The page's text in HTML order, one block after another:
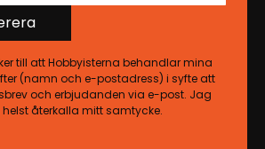
till att Hobbyisterna behandlar mina
(namn och e-postadress) i syfte att
och erbjudanden via e-post. Jag
återkalla mitt samtycke.